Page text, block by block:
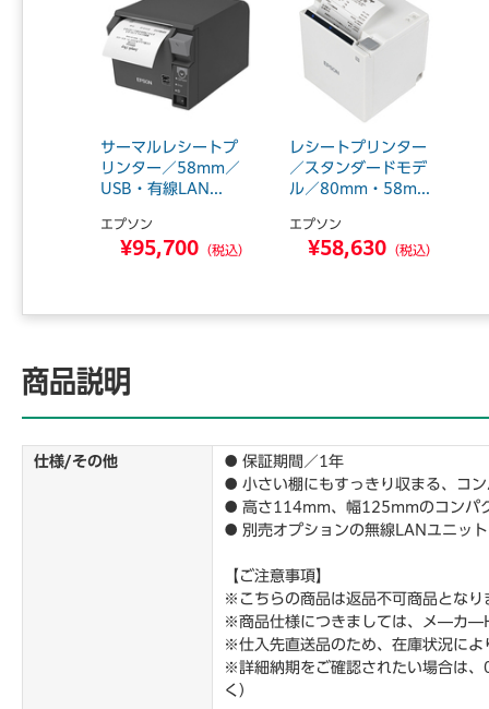
サーマルレシートプ
リンター／58mm／
USB・有線LAN...
エプソン
¥95,700（税込）
レシートプリンター
／スタンダードモデ
ル／80mm・58m...
エプソン
¥58,630 （税込）
商品説明
仕様/その他
● 保証期間／1年
● 小さい棚にもすっきり収まる、コ
● 高さ114mm、幅125mmのコンパ
● 別売オプションの無線LANユニッ
【ご注意事項】
※こちらの商品は返品不可商品となり
※商品仕様につきましては、メ―カ
※仕入先直送品のため、在庫状況に
※詳細納期をご確認されたい場合は
く）